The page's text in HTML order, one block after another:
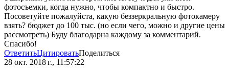
фотосъемки, когда нужно, чтобы компактно и быстро.
Посоветуйте пожалуйста, какую беззеркральную фотокамеру
взять? бюджет до 100 тыс. (но если чего, можно и другие цены
рассмотреть) Буду благодарна каждому за комментарий.
Спасибо!
ОтветитьЦитироватьПоделиться
28 окт. 2018 г., 11:57:22